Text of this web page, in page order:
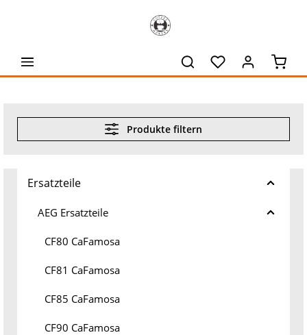
Produkte filtern
Ersatzteile
AEG Ersatzteile
CF80 CaFamosa
CF81 CaFamosa
CF85 CaFamosa
CF90 CaFamosa